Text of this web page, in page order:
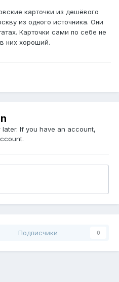
карточки из дешёвого
из одного источника. Они
Карточки сами по себе не
них хороший.
If you have an account,
Подписчики 0